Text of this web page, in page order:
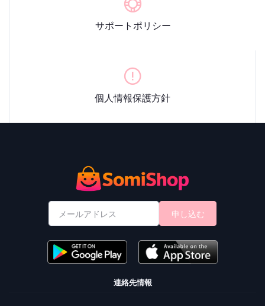
サポートポリシー
個人情報保護方針
申し込む
連絡先情報